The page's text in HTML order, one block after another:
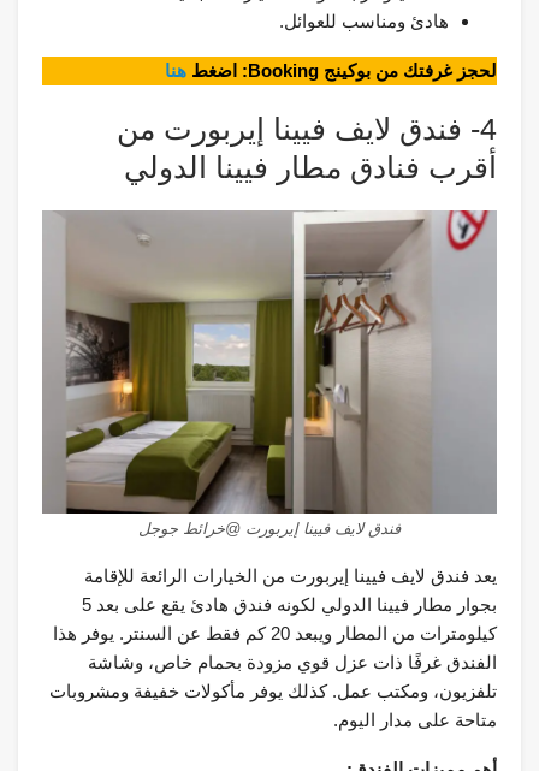
هادئ ومناسب للعوائل.
لحجز غرفتك من بوكينج Booking: اضغط هنا
4- فندق لايف فيينا إيربورت من
أقرب فنادق مطار فيينا الدولي
فندق لايف فيينا إيربورت @خرائط جوجل
يعد فندق لايف فيينا إيربورت من الخيارات الرائعة للإقامة
بجوار مطار فيينا الدولي لكونه فندق هادئ يقع على بعد 5
كيلومترات من المطار ويبعد 20 كم فقط عن السنتر. يوفر هذا
الفندق غرفًا ذات عزل قوي مزودة بحمام خاص، وشاشة
تلفزيون، ومكتب عمل. كذلك يوفر مأكولات خفيفة ومشروبات
متاحة على مدار اليوم.